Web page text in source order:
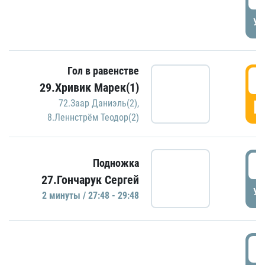
Гол в равенстве
29.Хривик Марек(1)
72.Заар Даниэль(2),
8.Леннстрём Теодор(2)
Подножка
27.Гончарук Сергей
2 минуты / 27:48 - 29:48